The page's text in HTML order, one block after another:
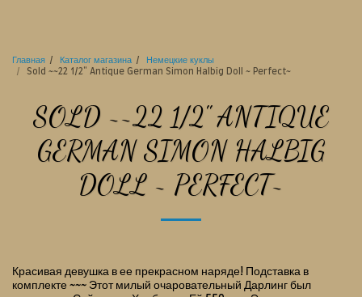
Главная Каталог магазина
Немецкие куклы
Sold ~~22 1/2" Antique German Simon Halbig Doll ~ Perfect~
SOLD ~~22 1/2" ANTIQUE
GERMAN SIMON HALBIG
DOLL ~ PERFECT~
Красивая девушка в ее прекрасном наряде! Подставка в
комплекте ~~~ Этот милый очаровательный Дарлинг был